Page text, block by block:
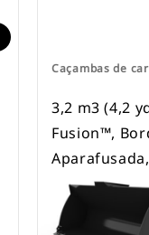
Caçambas de
3,2 m3 (4,2
Fusion™,